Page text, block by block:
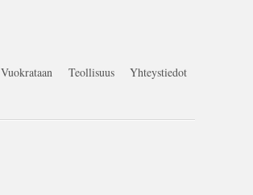
Vuokrataan Teollisuus Yhteystiedot